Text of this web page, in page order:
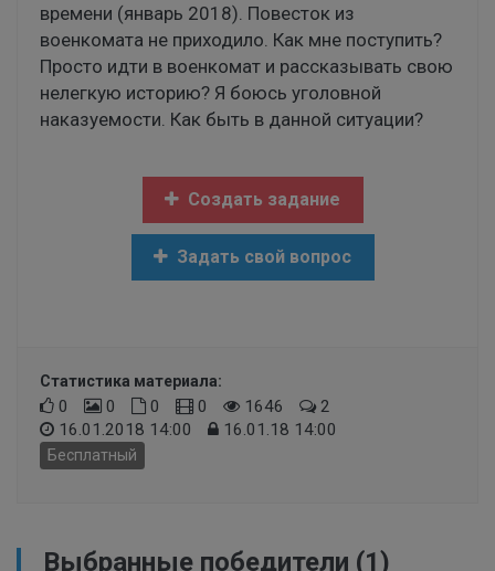
времени (январь 2018). Повесток из
военкомата не приходило. Как мне поступить?
Просто идти в военкомат и рассказывать свою
нелегкую историю? Я боюсь уголовной
наказуемости. Как быть в данной ситуации?
Создать задание
Задать свой вопрос
Статистика материала:
0 0 0 0 1646
2
16.01.2018 14:00
16.01.18 14:00
Бесплатный
Выбранные победители (1)